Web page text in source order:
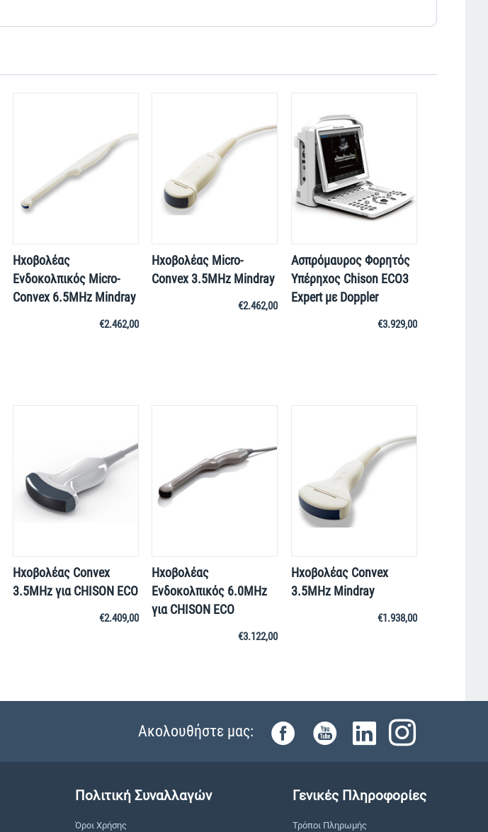
Ηχοβολέας
Ενδοκολπικός Micro-
Convex 6.5MHz Mindray
€2.462,00
Ηχοβολέας Micro-
Convex 3.5MHz Mindray
€2.462,00
Ασπρόμαυρος Φορητός
Υπέρηχος Chison ECO3
Expert με Doppler
€3.929,00
Ηχοβολέας Convex
3.5MHz για CHISON ECO
€2.409,00
Ηχοβολέας
Ενδοκολπικός 6.0MHz
για CHISON ECO
€3.122,00
Ηχοβολέας Convex
3.5MHz Mindray
€1.938,00
Ακολουθήστε μας:
Πολιτική Συναλλαγών
Όροι Χρήσης
Γενικές Πληροφορίες
Τρόποι Πληρωμής